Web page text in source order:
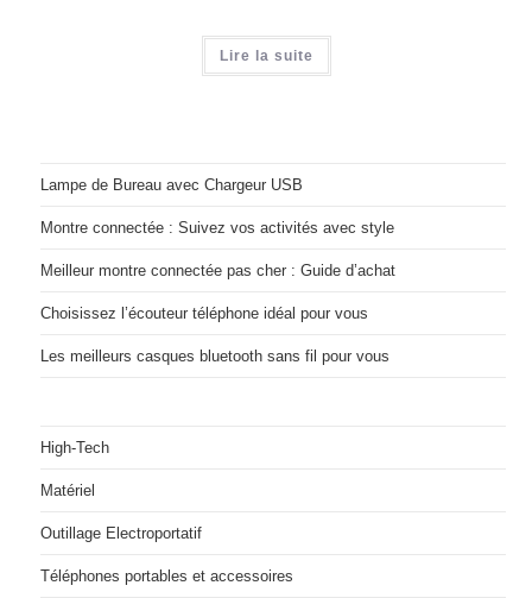
Lire la suite
Lampe de Bureau avec Chargeur USB
Montre connectée : Suivez vos activités avec style
Meilleur montre connectée pas cher : Guide d’achat
Choisissez l’écouteur téléphone idéal pour vous
Les meilleurs casques bluetooth sans fil pour vous
High-Tech
Matériel
Outillage Electroportatif
Téléphones portables et accessoires